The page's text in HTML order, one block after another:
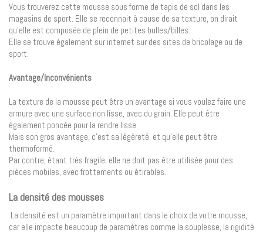
Vous trouverez cette mousse sous forme de tapis de sol dans les
magasins de sport. Elle se reconnait à cause de sa texture, on dirait
qu’elle est composée de plein de petites bulles/billes.
Elle se trouve également sur internet sur des sites de bricolage ou de
sport.
Avantage/Inconvénients
La texture de la mousse peut être un avantage si vous voulez faire une
armure avec une surface non lisse, avec du grain. Elle peut être
également poncée pour la rendre lisse.
Mais son gros avantage, c’est sa légèreté, et qu’elle peut être
thermoformé.
Par contre, étant très fragile, elle ne doit pas être utilisée pour des
pièces mobiles, avec frottements ou étirables.
La densité des mousses
La densité est un paramètre important dans le choix de votre mousse,
car elle impacte beaucoup de paramètres comme la souplesse, la rigidité